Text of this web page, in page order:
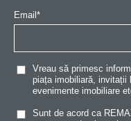
Email *
Vreau să primesc
piața imobiliară, invitații
evenimente imobiliare
Sunt de acord ca